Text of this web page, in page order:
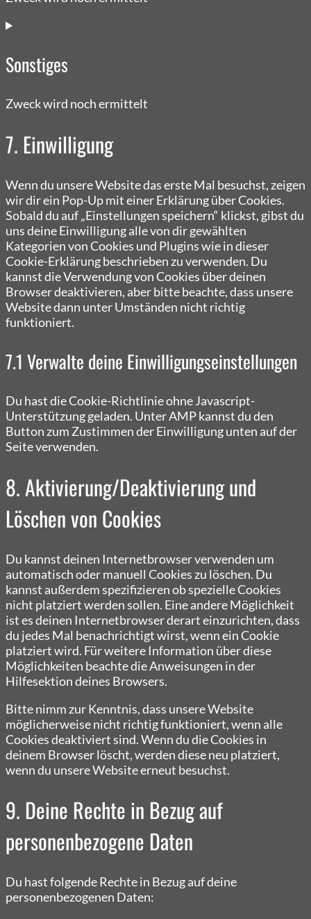
Consent
service
Sonstiges
Zweck wird noch ermittelt
Consent
to
sonstiges
7. Einwilligung
Wenn du unsere Website das erste Mal besuchst, zeigen
wir dir ein Pop-Up mit einer Erklärung über Cookies.
Sobald du auf „Einstellungen speichern“ klickst, gibst du
uns deine Einwilligung alle von dir gewählten
Kategorien von Cookies und Plugins wie in dieser
Cookie-Erklärung beschrieben zu verwenden. Du
kannst die Verwendung von Cookies über deinen
Browser deaktivieren, aber bitte beachte, dass unsere
Website dann unter Umständen nicht richtig
funktioniert.
7.1 Verwalte deine Einwilligungseinstellungen
Du hast die Cookie-Richtlinie ohne Javascript-
Unterstützung geladen. Unter AMP kannst du den
Button zum Zustimmen der Einwilligung unten auf der
Seite verwenden.
8. Aktivierung/Deaktivierung und
Löschen von Cookies
Du kannst deinen Internetbrowser verwenden um
automatisch oder manuell Cookies zu löschen. Du
kannst außerdem spezifizieren ob spezielle Cookies
nicht platziert werden sollen. Eine andere Möglichkeit
ist es deinen Internetbrowser derart einzurichten, dass
du jedes Mal benachrichtigt wirst, wenn ein Cookie
platziert wird. Für weitere Information über diese
Möglichkeiten beachte die Anweisungen in der
Hilfesektion deines Browsers.
Bitte nimm zur Kenntnis, dass unsere Website
möglicherweise nicht richtig funktioniert, wenn alle
Cookies deaktiviert sind. Wenn du die Cookies in
deinem Browser löscht, werden diese neu platziert,
wenn du unsere Website erneut besuchst.
9. Deine Rechte in Bezug auf
personenbezogene Daten
Du hast folgende Rechte in Bezug auf deine
personenbezogenen Daten: